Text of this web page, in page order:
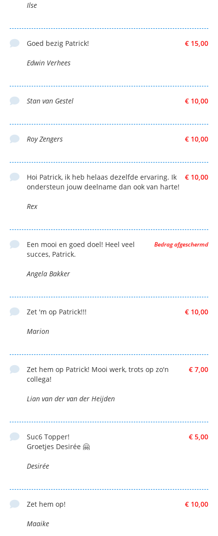
Ilse
€ 15,00
Goed bezig Patrick!
Edwin Verhees
€ 10,00
Stan van Gestel
€ 10,00
Roy Zengers
€ 10,00
Hoi Patrick, ik heb helaas dezelfde ervaring. Ik
ondersteun jouw deelname dan ook van harte!
Rex
Bedrag afgeschermd
Een mooi en goed doel! Heel veel
succes, Patrick.
Angela Bakker
€ 10,00
Zet 'm op Patrick!!!
Marion
€ 7,00
Zet hem op Patrick! Mooi werk, trots op zo'n
collega!
Lian van der van der Heijden
€ 5,00
Suc6 Topper!
Groetjes Desirée 🤗
Desirée
€ 10,00
Zet hem op!
Maaike